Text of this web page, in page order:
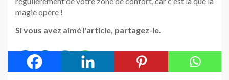
magie opère !
Si vous avez aimé l'article, partagez-le.